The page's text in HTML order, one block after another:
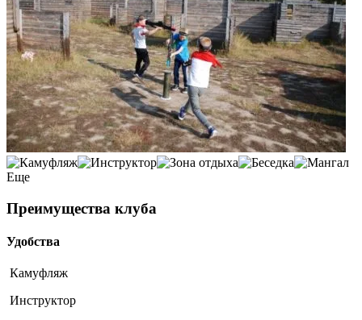
Еще
Преимущества клуба
Удобства
Камуфляж
Инструктор